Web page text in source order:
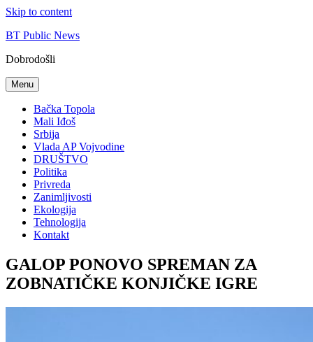
Skip to content
BT Public News
Dobrodošli
Menu
Bačka Topola
Mali Iđoš
Srbija
Vlada AP Vojvodine
DRUŠTVO
Politika
Privreda
Zanimljivosti
Ekologija
Tehnologija
Kontakt
GALOP PONOVO SPREMAN ZA
ZOBNATIČKE KONJIČKE IGRE